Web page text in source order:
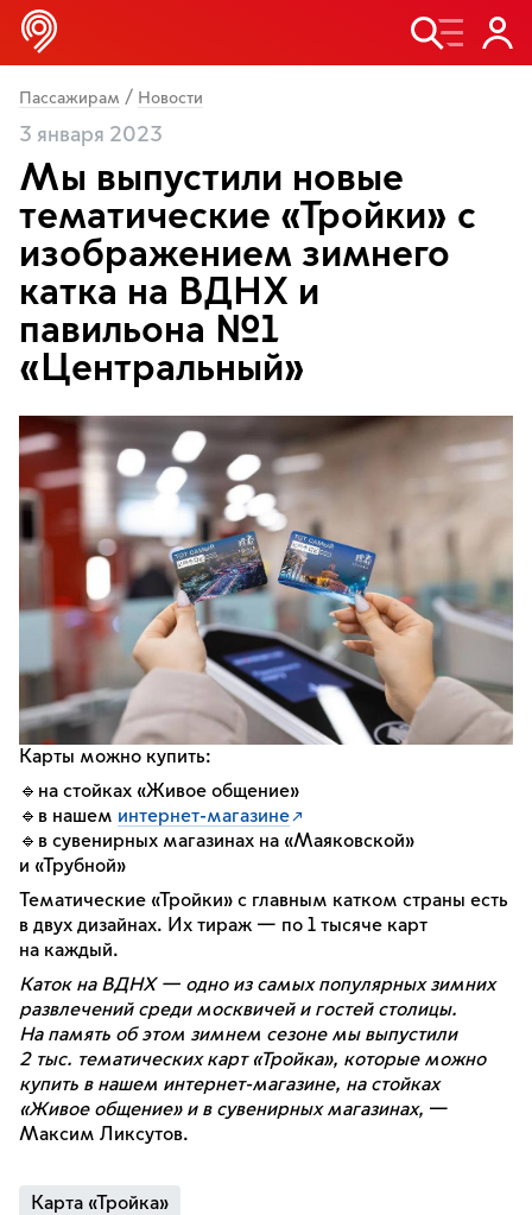
Пассажирам / Новости
3 января 2023
Мы выпустили новые
тематические «Тройки» с
изображением зимнего
катка на ВДНХ и
павильона №1
«Центральный»
Карты можно купить:
🔹на стойках «Живое общение»
🔹в нашем интернет-магазине
🔹в сувенирных магазинах на «Маяковской»
и «Трубной»
Тематические «Тройки» с главным катком страны есть
в двух дизайнах. Их тираж — по 1 тысяче карт
на каждый.
Каток на ВДНХ — одно из самых популярных зимних
развлечений среди москвичей и гостей столицы.
На память об этом зимнем сезоне мы выпустили
2 тыс. тематических карт «Тройка», которые можно
купить в нашем интернет-магазине, на стойках
«Живое общение» и в сувенирных магазинах, —
Максим Ликсутов.
Карта «Тройка»